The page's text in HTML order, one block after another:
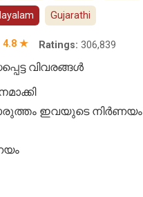
Gujarathi
4.8 ★ Ratings: 306,839
വിവരങ്ങള്‍
ഇവയുടെ നിര്‍ണയം